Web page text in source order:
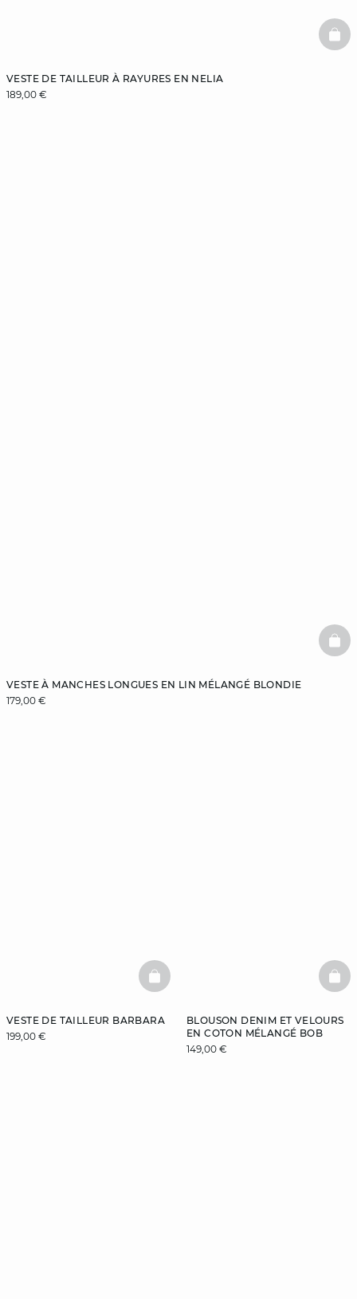
VESTE DE TAILLEUR À RAYURES EN NELIA
189,00 €
VESTE À MANCHES LONGUES EN LIN MÉLANGÉ BLONDIE
179,00 €
VESTE DE TAILLEUR BARBARA
199,00 €
BASKETFULL
BLOUSON DENIM ET VELOURS
EN COTON MÉLANGÉ BOB
149,00 €